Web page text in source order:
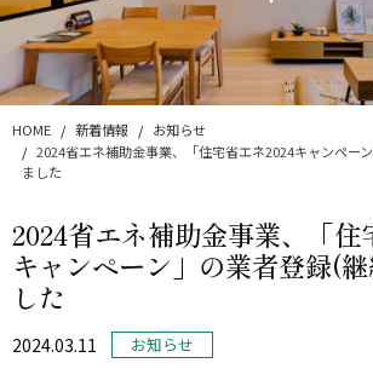
HOME 新着情報
お知らせ
2024省エネ補助金事業、「住宅省エネ2024キャンペー
ました
2024省エネ補助金事業、「住
キャンペーン」の業者登録(
した
2024.03.11 お知らせ